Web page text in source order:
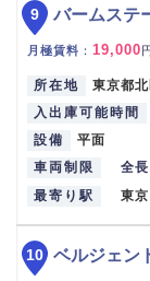
バームステ
月極賃料 ： 19,000 円
所在地
東京都
入出庫可能時間
設備
平面
車両制限
全
最寄り駅
東
9
ベルジェン
10